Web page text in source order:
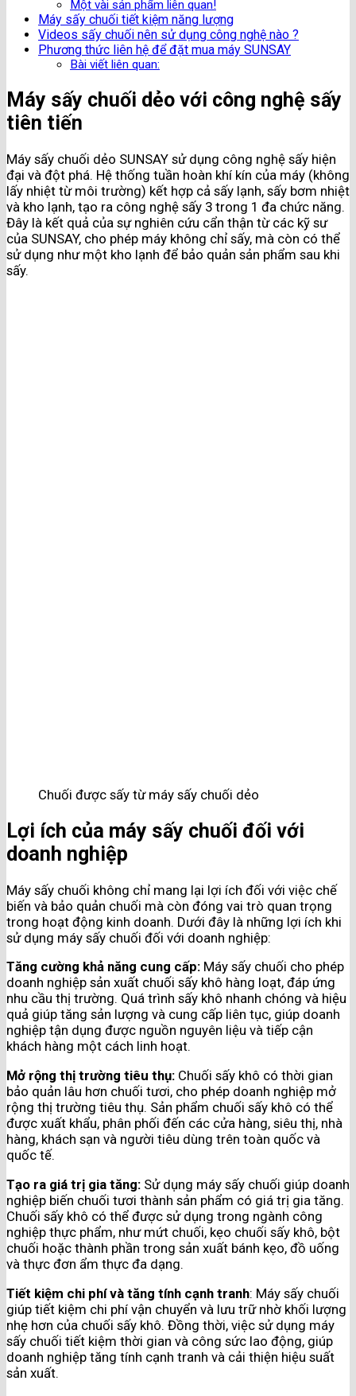
Một vài sản phẩm liên quan!
Máy sấy chuối tiết kiệm năng lượng
Videos sấy chuối nên sử dụng công nghệ nào ?
Phương thức liên hệ để đặt mua máy SUNSAY
Bài viết liên quan:
Máy sấy chuối dẻo với công nghệ sấy
tiên tiến
Máy sấy chuối dẻo SUNSAY sử dụng công nghệ sấy hiện
đại và đột phá. Hệ thống tuần hoàn khí kín của máy (không
lấy nhiệt từ môi trường) kết hợp cả sấy lạnh, sấy bơm nhiệt
và kho lạnh, tạo ra công nghệ sấy 3 trong 1 đa chức năng.
Đây là kết quả của sự nghiên cứu cẩn thận từ các kỹ sư
của SUNSAY, cho phép máy không chỉ sấy, mà còn có thể
sử dụng như một kho lạnh để bảo quản sản phẩm sau khi
sấy.
Chuối được sấy từ máy sấy chuối dẻo
Lợi ích của máy sấy chuối đối với
doanh nghiệp
Máy sấy chuối không chỉ mang lại lợi ích đối với việc chế
biến và bảo quản chuối mà còn đóng vai trò quan trọng
trong hoạt động kinh doanh. Dưới đây là những lợi ích khi
sử dụng máy sấy chuối đối với doanh nghiệp:
Tăng cường khả năng cung cấp: Máy sấy chuối cho phép
doanh nghiệp sản xuất chuối sấy khô hàng loạt, đáp ứng
nhu cầu thị trường. Quá trình sấy khô nhanh chóng và hiệu
quả giúp tăng sản lượng và cung cấp liên tục, giúp doanh
nghiệp tận dụng được nguồn nguyên liệu và tiếp cận
khách hàng một cách linh hoạt.
Mở rộng thị trường tiêu thụ: Chuối sấy khô có thời gian
bảo quản lâu hơn chuối tươi, cho phép doanh nghiệp mở
rộng thị trường tiêu thụ. Sản phẩm chuối sấy khô có thể
được xuất khẩu, phân phối đến các cửa hàng, siêu thị, nhà
hàng, khách sạn và người tiêu dùng trên toàn quốc và
quốc tế.
Tạo ra giá trị gia tăng: Sử dụng máy sấy chuối giúp doanh
nghiệp biến chuối tươi thành sản phẩm có giá trị gia tăng.
Chuối sấy khô có thể được sử dụng trong ngành công
nghiệp thực phẩm, như mứt chuối, kẹo chuối sấy khô, bột
chuối hoặc thành phần trong sản xuất bánh kẹo, đồ uống
và thực đơn ẩm thực đa dạng.
Tiết kiệm chi phí và tăng tính cạnh tranh: Máy sấy chuối
giúp tiết kiệm chi phí vận chuyển và lưu trữ nhờ khối lượng
nhẹ hơn của chuối sấy khô. Đồng thời, việc sử dụng máy
sấy chuối tiết kiệm thời gian và công sức lao động, giúp
doanh nghiệp tăng tính cạnh tranh và cải thiện hiệu suất
sản xuất.